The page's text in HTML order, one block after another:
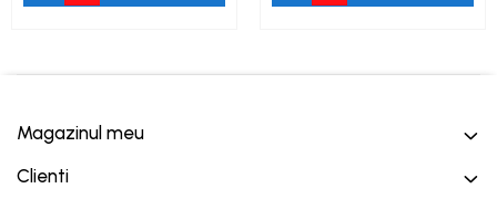
Magazinul meu
Clienti